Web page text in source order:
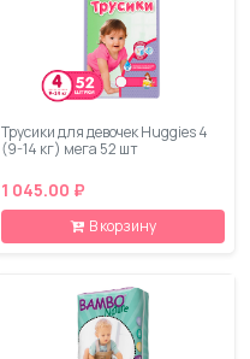
Трусики для девочек Huggies 4
(9-14 кг) мега 52 шт
1 045.00 ₽
В корзину